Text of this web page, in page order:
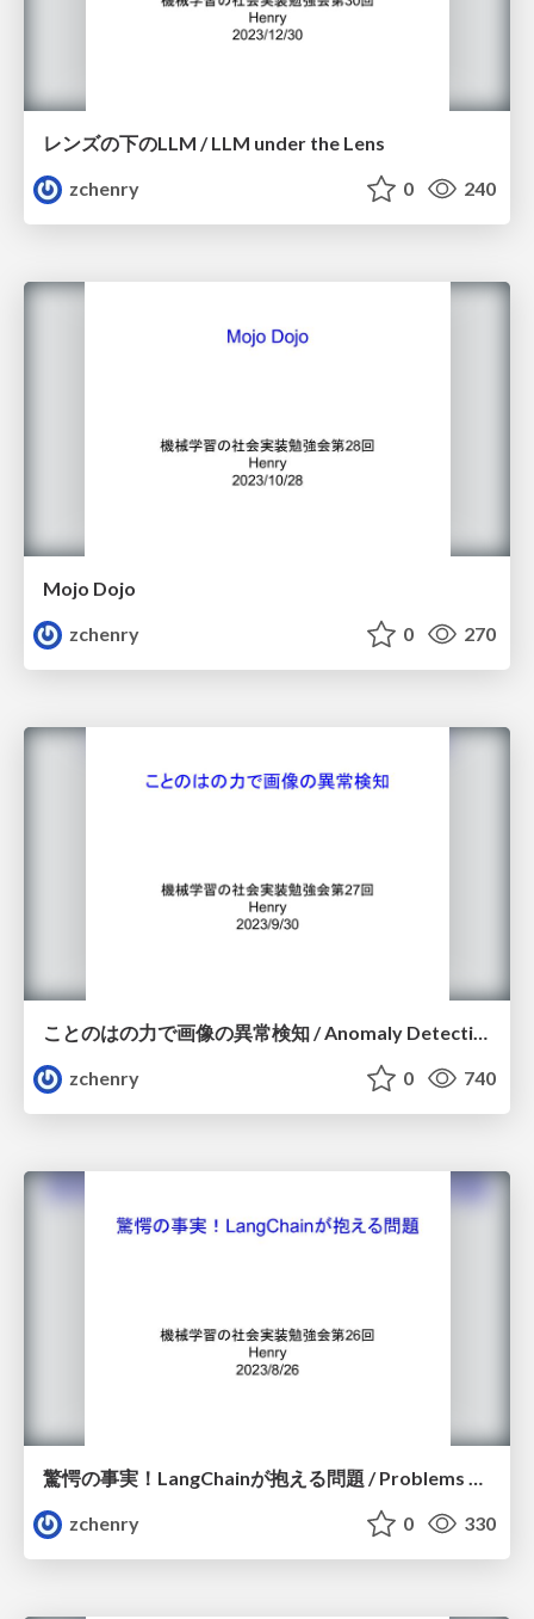
レンズの下のLLM / LLM under the Lens
zchenry
0 240
Mojo Dojo
zchenry
0 270
ことのはの力で画像の異常検知 / Anomaly Detection by Language
zchenry
0 740
zchenry
0 330